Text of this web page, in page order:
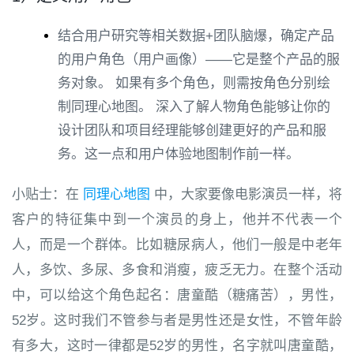
结合用户研究等相关数据+团队脑爆，确定产品
的用户角色（用户画像）——它是整个产品的服
务对象。 如果有多个角色，则需按角色分别绘
制同理心地图。 深入了解人物角色能够让你的
设计团队和项目经理能够创建更好的产品和服
务。这一点和用户体验地图制作前一样。
小贴士：在 同理心地图 中，大家要像电影演员一样，将
客户的特征集中到一个演员的身上，他并不代表一个
人，而是一个群体。比如糖尿病人，他们一般是中老年
人，多饮、多尿、多食和消瘦，疲乏无力。在整个活动
中，可以给这个角色起名：唐童酷（糖痛苦），男性，
52岁。这时我们不管参与者是男性还是女性，不管年龄
有多大，这时一律都是52岁的男性，名字就叫唐童酷，